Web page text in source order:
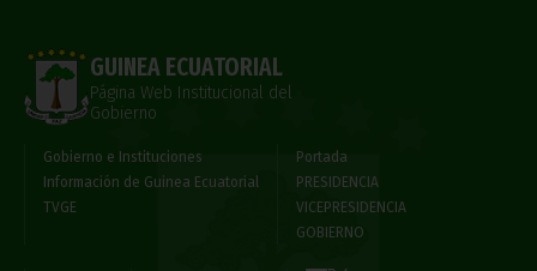
GUINEA ECUATORIAL
Página Web Institucional del
Gobierno
Gobierno e Instituciones
Información de Guinea Ecuatorial
TVGE
Portada
PRESIDENCIA
VICEPRESIDENCIA
GOBIERNO